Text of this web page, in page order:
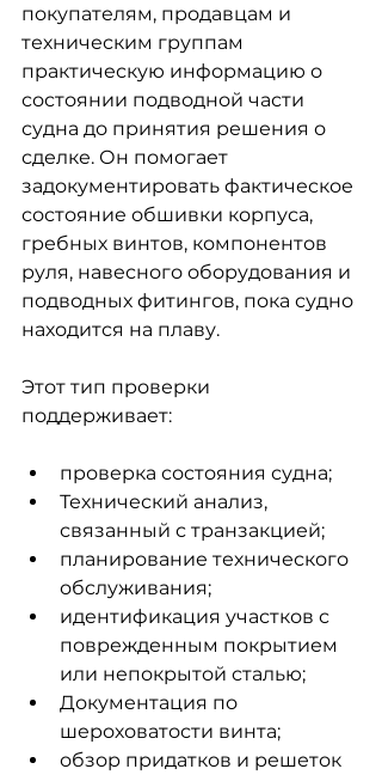
покупателям, продавцам и
техническим группам
практическую информацию о
состоянии подводной части
судна до принятия решения о
сделке. Он помогает
задокументировать фактическое
состояние обшивки корпуса,
гребных винтов, компонентов
руля, навесного оборудования и
подводных фитингов, пока судно
находится на плаву.
Этот тип проверки
поддерживает:
проверка состояния судна;
Технический анализ,
связанный с транзакцией;
планирование технического
обслуживания;
идентификация участков с
поврежденным покрытием
или непокрытой сталью;
Документация по
шероховатости винта;
обзор придатков и решеток